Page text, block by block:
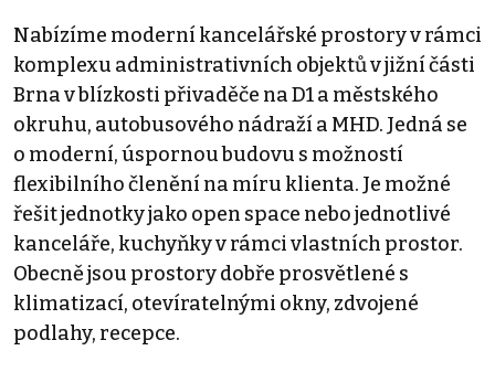
Nabízíme moderní kancelářské prostory v rámci
komplexu administrativních objektů v jižní části
Brna v blízkosti přivaděče na D1 a městského
okruhu, autobusového nádraží a MHD. Jedná se
o moderní, úspornou budovu s možností
flexibilního členění na míru klienta. Je možné
řešit jednotky jako open space nebo jednotlivé
kanceláře, kuchyňky v rámci vlastních prostor.
Obecně jsou prostory dobře prosvětlené s
klimatizací, otevíratelnými okny, zdvojené
podlahy, recepce.